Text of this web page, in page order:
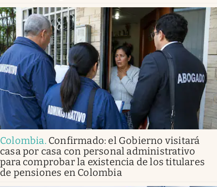
Colombia. Confirmado: el Gobierno visitará
casa por casa con personal administrativo
para comprobar la existencia de los titulares
de pensiones en Colombia